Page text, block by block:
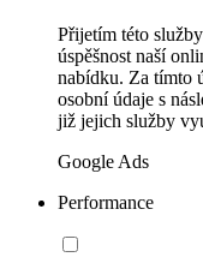
Přijetím této
úspěšnost naší
nabídku. Za tímto
osobní údaje s
již jejich služby
Google Ads
Performance